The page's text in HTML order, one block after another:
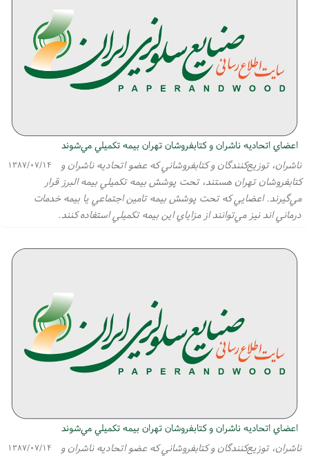
اعضاي اتحاديه ناشران و كتابفروشان تهران بيمه تكميلي مي‌شوند
۱۳۸۷/۰۷/۱۴
ناشران، توزيع‌كنندگان و كتابفروشاني كه عضو اتحاديه ناشران و
كتابفروشان تهران هستند، تحت پوشش بيمه تكميلي بيمه البرز قرار
مي‌گيرند. اعضايي كه تحت پوشش بيمه تامين اجتماعي يا بيمه خدمات
درماني اند نيز مي‌توانند از مزاياي اين بيمه تكميلي استفاده كنند.
اعضاي اتحاديه ناشران و كتابفروشان تهران بيمه تكميلي مي‌شوند
۱۳۸۷/۰۷/۱۴
ناشران، توزيع‌كنندگان و كتابفروشاني كه عضو اتحاديه ناشران و